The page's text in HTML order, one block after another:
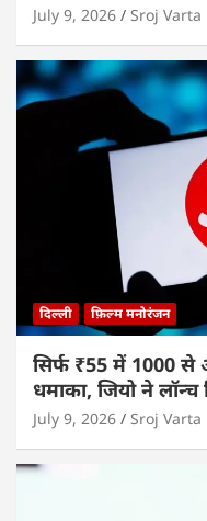
July 9, 2026 Sroj Varta
दिल्ली फ़िल्म मनोरंजन
सिर्फ ₹55 में 1000 से
धमाका, जियो ने
July 9, 2026 Sroj Varta